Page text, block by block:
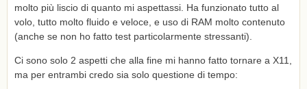
molto più liscio di quanto mi aspettassi. Ha funzionato tutto al
volo, tutto molto fluido e veloce, e uso di RAM molto contenuto
(anche se non ho fatto test particolarmente stressanti).
Ci sono solo 2 aspetti che alla fine mi hanno fatto tornare a X11,
ma per entrambi credo sia solo questione di tempo: